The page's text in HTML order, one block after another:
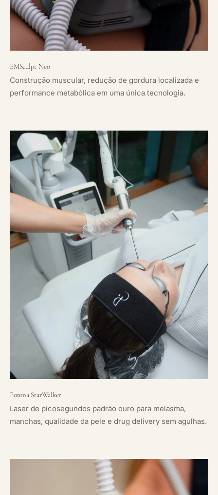
EMSculpt Neo
Construção muscular, redução de gordura localizada e
performance metabólica em uma única tecnologia.
Fotona StarWalker
Laser de picosegundos padrão ouro para melasma,
manchas, qualidade da pele e drug delivery sem agulhas.